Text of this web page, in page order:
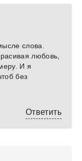
слова.
любовь,
И я
без
Ответить